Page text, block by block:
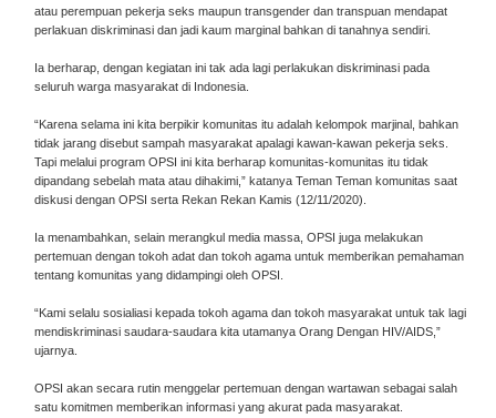
atau perempuan pekerja seks maupun transgender dan transpuan mendapat
perlakuan diskriminasi dan jadi kaum marginal bahkan di tanahnya sendiri.
Ia berharap, dengan kegiatan ini tak ada lagi perlakukan diskriminasi pada
seluruh warga masyarakat di Indonesia.
“Karena selama ini kita berpikir komunitas itu adalah kelompok marjinal, bahkan
tidak jarang disebut sampah masyarakat apalagi kawan-kawan pekerja seks.
Tapi melalui program OPSI ini kita berharap komunitas-komunitas itu tidak
dipandang sebelah mata atau dihakimi,” katanya Teman Teman komunitas saat
diskusi dengan OPSI serta Rekan Rekan Kamis (12/11/2020).
Ia menambahkan, selain merangkul media massa, OPSI juga melakukan
pertemuan dengan tokoh adat dan tokoh agama untuk memberikan pemahaman
tentang komunitas yang didampingi oleh OPSI.
“Kami selalu sosialiasi kepada tokoh agama dan tokoh masyarakat untuk tak lagi
mendiskriminasi saudara-saudara kita utamanya Orang Dengan HIV/AIDS,”
ujarnya.
OPSI akan secara rutin menggelar pertemuan dengan wartawan sebagai salah
satu komitmen memberikan informasi yang akurat pada masyarakat.